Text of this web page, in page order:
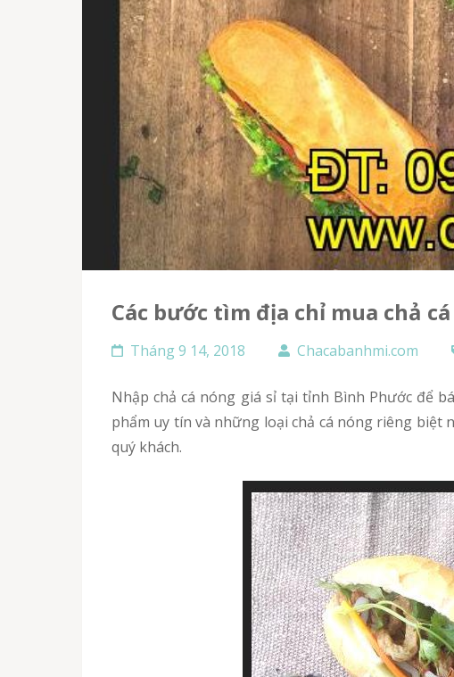
Các bước tìm địa chỉ mua chả
Tháng 9 14, 2018 Chacabanhmi.com
Nhập chả cá nóng giá sỉ tại tỉnh Bình Phước để bán hàng như thế nào? Làm sao để kiếm được các cơ sở bán chả cá đúng theo yêu cầu về thực
phẩm uy tín và những loại chả cá nóng riêng biệt
quý khách.